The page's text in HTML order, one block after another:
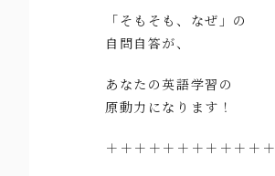
「そもそも、なぜ」の
自問自答が、
あなたの英語学習の
原動力になります！
＋＋＋＋＋＋＋＋＋＋＋＋